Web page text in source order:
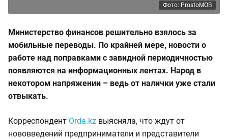
Фото: ProstoMOB
Министерство финансов решительно взялось за
мобильные переводы. По крайней мере, новости о
работе над поправками с завидной периодичностью
появляются на информационных лентах. Народ в
некотором напряжении – ведь от налички уже стали
отвыкать.
Корреспондент Orda.kz выясняла, что ждут от
нововведений предприниматели и представители